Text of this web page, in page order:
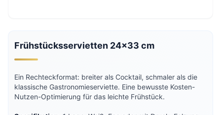
Frühstücksservietten 24×33 cm
Ein Rechteckformat: breiter als Cocktail, schmaler als die
klassische Gastronomieserviette. Eine bewusste Kosten-
Nutzen-Optimierung für das leichte Frühstück.